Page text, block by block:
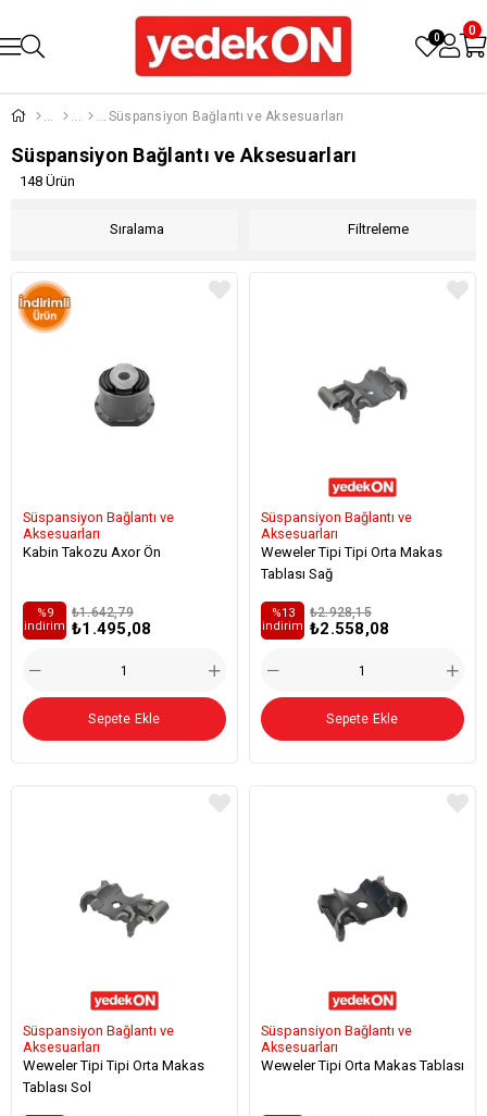
0 0
Süspansiyon Bağlantı ve Aksesuarları
Süspansiyon Bağlantı ve Aksesuarları
Filtreleme
Sıralama
148 Ürün
Süspansiyon Bağlantı ve
Aksesuarları
Kabin Takozu Axor Ön
₺1.495,08
₺1.642,79
%9
i̇ndirim
Sepete Ekle
Süspansiyon Bağlantı ve
Aksesuarları
Weweler Tipi Tipi Orta Makas
Tablası Sağ
₺2.558,08
₺2.928,15
%13
i̇ndirim
Sepete Ekle
Süspansiyon Bağlantı ve
Aksesuarları
Weweler Tipi Tipi Orta Makas
Tablası Sol
Süspansiyon Bağlantı ve
Aksesuarları
Weweler Tipi Orta Makas Tablası